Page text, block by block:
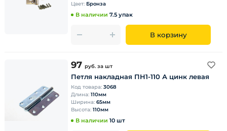
Цвет: Бронза
В наличии 7.5 упак
В корзину
97 руб. за шт
Петля накладная ПН1-110 А цинк левая
Код товара: 3068
Длина: 110мм
Ширина: 65мм
Высота: 110мм
В наличии 10 шт